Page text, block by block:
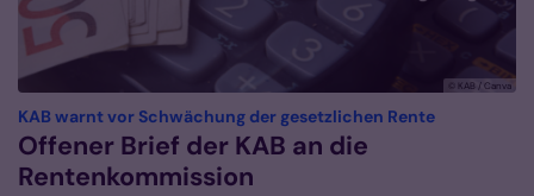
© KAB / Canva
KAB warnt vor Schwächung der gesetzlichen Rente:
Offener Brief der KAB an die
Rentenkommission